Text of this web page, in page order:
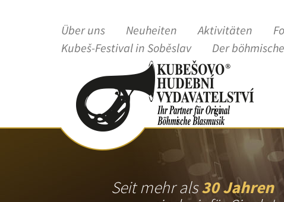
Über uns Neuheiten Aktivitäten
Kubeš-Festival in Soběslav
Der
Seit mehr als30 Jahren